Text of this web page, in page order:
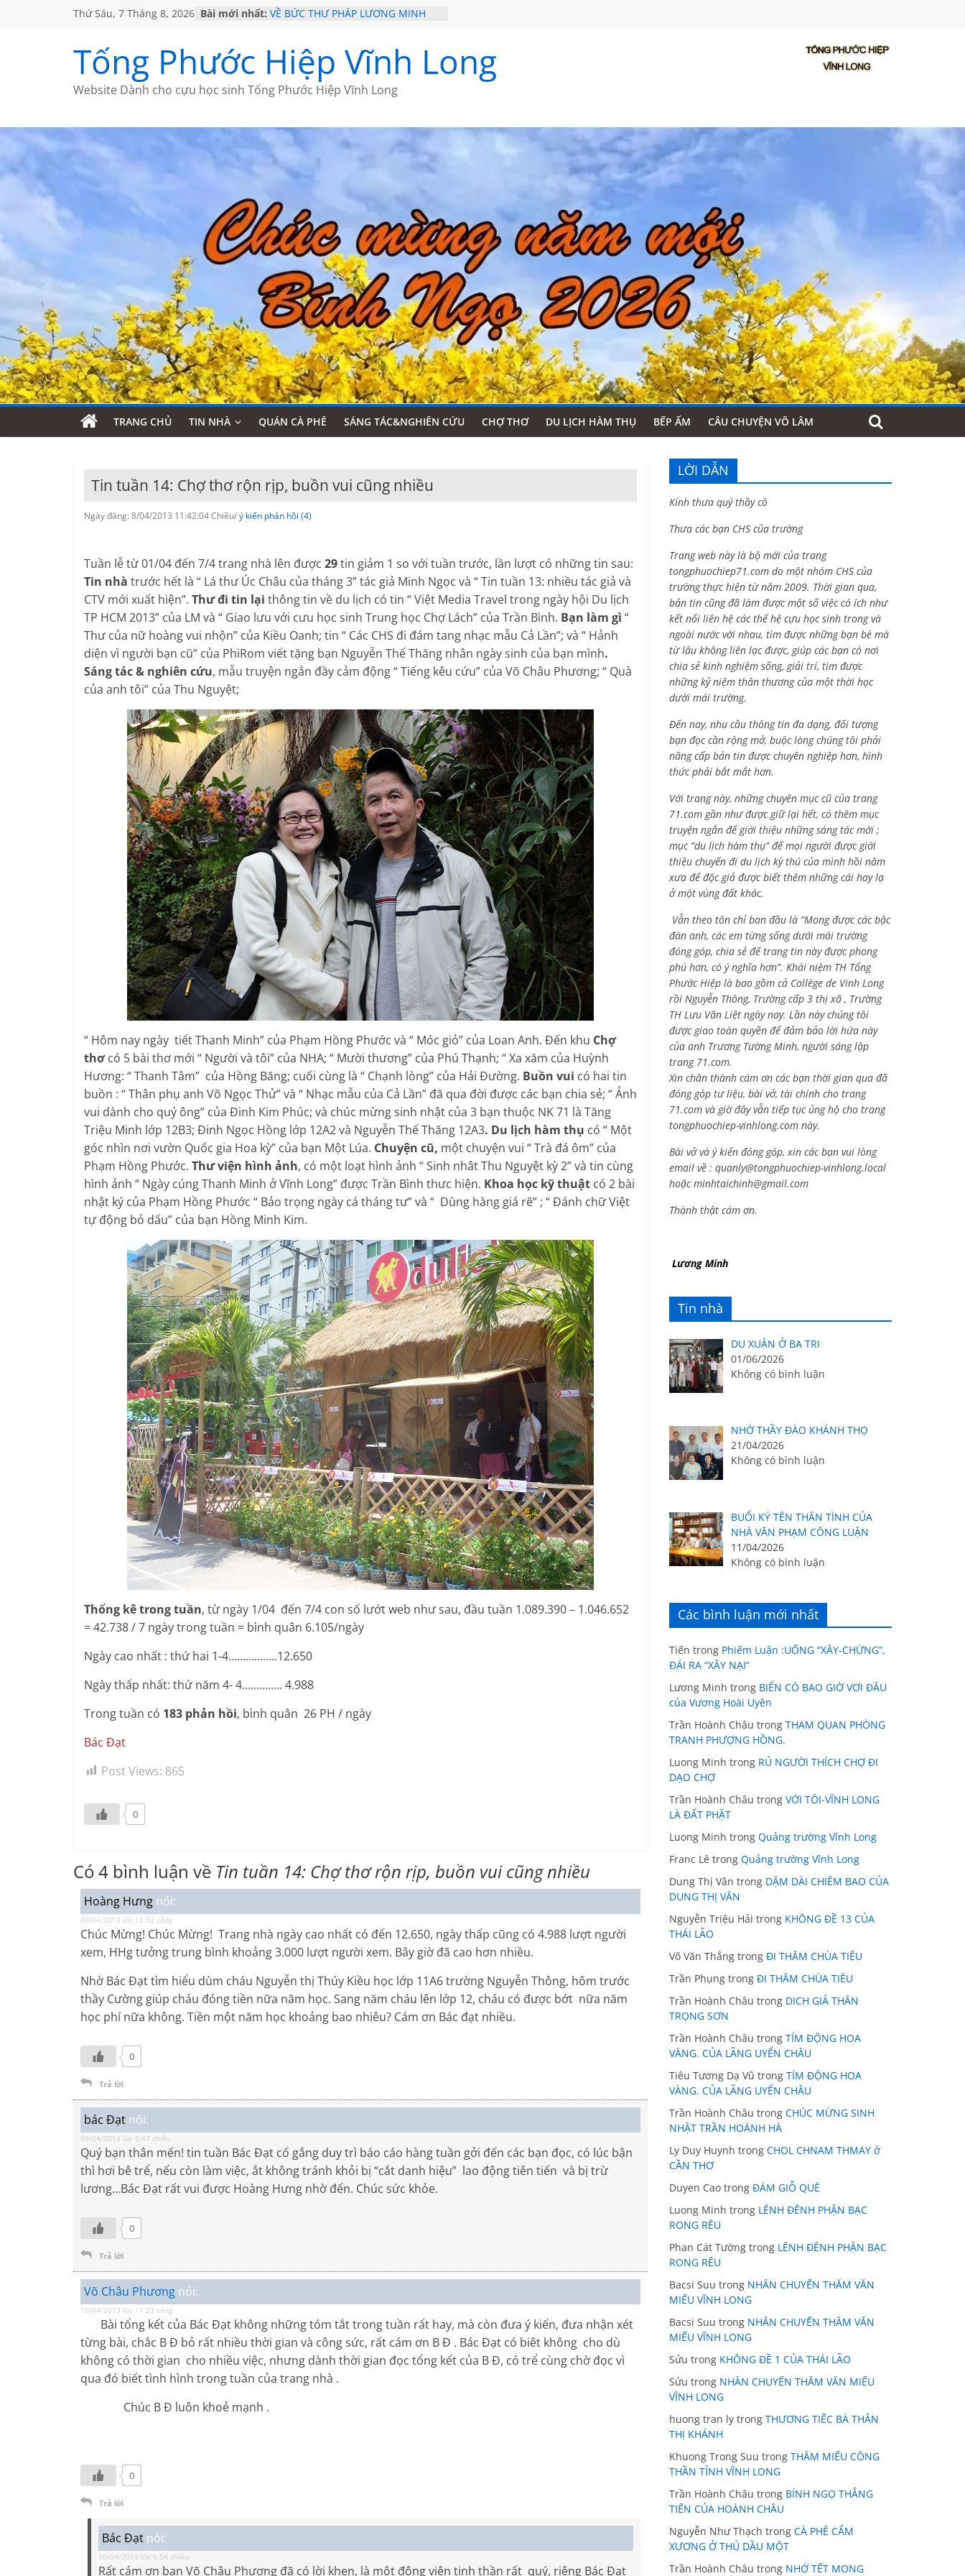
Thứ Sáu, 7 Tháng 8, 2026 Bài mới nhất: VỀ BỨC THƯ PHÁP LƯƠNG MINH
MỘT ĐỜI ĐI QUA NHỮNG TRANG
SÁCH
BẤT CHỢT CỦA CHÂU LỆ DUNG
CÀ PHÊ NGẮM NÚI
Tống Phước Hiệp Vĩnh Long
Website Dành cho cựu học sinh Tống Phước Hiệp Vĩnh Long
TRANG CHỦ TIN NHÀ QUÁN CÀ PHÊ SÁNG TÁC&NGHIÊN CỨU CHỢ THƠ DU LỊCH HÀM THỤ BẾP ẤM CÂU CHUYỆN VÕ LÂM
Tin tuần 14: Chợ thơ rộn rịp, buồn vui cũng nhiều
Ngày đăng: 8/04/2013 11:42:04 Chiều/ý kiến phản hồi (4)
Tuần lễ từ 01/04 đến 7/4 trang nhà lên được 29tin giảm 1 so với tuần trước, lần lượt có những tin sau:
Tin nhà trước hết là “ Lá thư Úc Châu của tháng 3” tác giả Minh Ngọc và “ Tin tuần 13: nhiều tác giả và
CTV mới xuất hiện”. Thư đi tin lại thông tin về du lịch có tin “ Việt Media Travel trong ngày hội Du lịch
TP HCM 2013” của LM và “ Giao lưu với cưu học sinh Trung học Chợ Lách” của Trần Bình. Bạn làm gì “
Thư của nữ hoàng vui nhộn” của Kiều Oanh; tin “ Các CHS đi đám tang nhạc mẫu Cả Lần”; và “ Hảnh
diện vì người bạn cũ” của PhiRom viết tặng bạn Nguyễn Thế Thăng nhân ngày sinh của bạn mình.
Sáng tác & nghiên cứu, mẫu truyện ngắn đầy cảm động “ Tiếng kêu cứu” của Võ Châu Phương; “ Quà
của anh tôi” của Thu Nguyệt;
“ Hôm nay ngày tiết Thanh Minh” của Phạm Hồng Phước và “ Móc giỏ” của Loan Anh. Đến khu Chợ
thơcó 5 bài thơ mới “ Người và tôi” của NHA; “ Mười thương” của Phú Thạnh; “ Xa xăm của Huỳnh
Hương: “ Thanh Tâm” của Hồng Băng; cuối cùng là “ Chạnh lòng” của Hải Đường. Buồn vui có hai tin
buồn : “ Thân phụ anh Võ Ngọc Thử” và “ Nhạc mẫu của Cả Lần” đã qua đời được các bạn chia sẻ; “ Ảnh
vui dành cho quý ông” của Đinh Kim Phúc; và chúc mừng sinh nhật của 3 bạn thuộc NK 71 là Tăng
Triệu Minh lớp 12B3; Đinh Ngọc Hồng lớp 12A2 và Nguyễn Thế Thăng 12A3. Du lịch hàm thụ có “ Một
góc nhìn nơi vườn Quốc gia Hoa kỳ” của bạn Một Lúa. Chuyện cũ, một chuyện vui “ Trà đá ôm” của
Phạm Hồng Phước. Thư viện hình ảnh, có một loạt hình ảnh “ Sinh nhât Thu Nguyệt kỳ 2” và tin cùng
hình ảnh “ Ngày cúng Thanh Minh ở Vĩnh Long” được Trần Bình thưc hiện. Khoa học kỹ thuật có 2 bài
nhật ký của Phạm Hồng Phước “ Bảo trọng ngày cá tháng tư” và “ Dùng hàng giá rẽ” ; “ Đánh chữ Việt
tự động bỏ dấu” của bạn Hồng Minh Kim.
Thống kê trong tuần, từ ngày 1/04 đến 7/4 con số lướt web như sau, đầu tuần 1.089.390 – 1.046.652
= 42.738 / 7 ngày trong tuần = bình quân 6.105/ngày
Ngày cao nhất : thứ hai 1-4……………..12.650
Ngày thấp nhất: thứ năm 4- 4………….. 4.988
Trong tuần có 183 phản hồi, bình quân 26 PH / ngày
Bác Đạt
Post Views: 865
0
Có 4 bình luận về Tin tuần 14: Chợ thơ rộn rịp, buồn vui cũng nhiều
Hoàng Hưng nói:
09/04/2013 lúc 12:52 sáng
Chúc Mừng! Chúc Mừng! Trang nhà ngày cao nhất có đến 12.650, ngày thấp cũng có 4.988 lượt người
xem, HHg tưởng trung bình khoảng 3.000 lượt người xem. Bây giờ đã cao hơn nhiều.
Nhờ Bác Đạt tìm hiểu dùm cháu Nguyễn thị Thúy Kiều học lớp 11A6 trường Nguyễn Thông, hôm trước
thầy Cường giúp cháu đóng tiền nữa năm học. Sang năm cháu lên lớp 12, cháu có được bớt nữa năm
học phí nữa không. Tiền một năm học khoảng bao nhiêu? Cám ơn Bác đạt nhiều.
0
Trả lời
bác Đạt nói:
09/04/2013 lúc 5:47 chiều
Quý bạn thân mến! tin tuần Bác Đạt cố gắng duy trì báo cáo hàng tuần gởi đến các bạn đọc, có lúc bận
thì hơi bê trể, nếu còn làm việc, ắt không tránh khỏi bị “cắt danh hiệu” lao động tiên tiến và bị trừ
lương…Bác Đạt rất vui được Hoàng Hưng nhờ đến. Chúc sức khỏe.
0
Trả lời
Võ Châu Phương nói:
10/04/2013 lúc 11:23 sáng
Bài tổng kết của Bác Đạt không những tóm tắt trong tuần rất hay, mà còn đưa ý kiến, đưa nhận xét
từng bài, chắc B Đ bỏ rất nhiều thời gian và công sức, rất cám ơn B Đ . Bác Đạt có biêt không cho dù
không có thời gian cho nhiều việc, nhưng dành thời gian đọc tổng kết của B Đ, có trể cùng chờ đọc vì
qua đó biết tình hình trong tuần của trang nhà .
Chúc B Đ luôn khoẻ mạnh .
0
Trả lời
Bác Đạt nói:
10/04/2013 lúc 6:54 chiều
Rất cám ơn bạn Võ Châu Phương đã có lời khen, là một động viên tinh thần rất quý, riêng Bác Đạt
LỜI DẪN
Kính thưa quý thầy cô
Thưa các bạn CHS của trường
Trang web này là bộ mới của trang
tongphuochiep71.com do một nhóm CHS của
trường thực hiện từ năm 2009. Thời gian qua,
bản tin cũng đã làm được một số việc có ích như
kết nối liên hệ các thế hệ cựu học sinh trong và
ngoài nước với nhau, tìm được những bạn bè mà
từ lâu không liên lạc được, giúp các bạn có nơi
chia sẻ kinh nghiệm sống, giải trí, tìm được
những kỷ niệm thân thương của một thời học
dưới mái trường.
Đến nay, nhu cầu thông tin đa dạng, đối tượng
bạn đọc cần rộng mở, buộc lòng chúng tôi phải
nâng cấp bản tin được chuyên nghiệp hơn, hình
thức phải bắt mắt hơn.
Với trang này, những chuyên mục cũ của trang
71.com gần như được giữ lại hết, có thêm mục
truyện ngắn để giới thiệu những sáng tác mới ;
mục “du lịch hàm thụ” để mọi người được giới
thiệu chuyến đi du lịch kỳ thú của mình hồi năm
xưa để độc giả được biết thêm những cái hay lạ
ở một vùng đất khác.
Vẫn theo tôn chỉ ban đầu là “Mong được các bậc
đàn anh, các em từng sống dưới mái trường
đóng góp, chia sẻ để trang tin này được phong
phú hơn, có ý nghĩa hơn”. Khái niệm TH Tống
Phước Hiệp là bao gồm cả Collège de Vinh Long
rồi Nguyễn Thông, Trường cấp 3 thị xã , Trường
TH Lưu Văn Liệt ngày nay. Lần này chúng tôi
được giao toàn quyền để đảm bảo lời hứa này
của anh Trương Tường Minh, người sáng lập
trang 71.com.
Xin chân thành cám ơn các bạn thời gian qua đã
đóng góp tư liệu, bài vở, tài chính cho trang
71.com và giờ đây vẫn tiếp tục ủng hộ cho trang
tongphuochiep-vinhlong.com này.
Bài vở và ý kiến đóng góp, xin các bạn vui lòng
email về : quanly@tongphuochiep-vinhlong.local
hoặcminhtaichinh@gmail.com
Thành thật cám ơn.
Lương Minh
Tin nhà
DU XUÂN Ở BA TRI
01/06/2026
Không có bình luận
NHỚ THẦY ĐÀO KHÁNH THỌ
21/04/2026
Không có bình luận
BUỔI KÝ TÊN THÂN TÌNH CỦA
NHÀ VĂN PHẠM CÔNG LUẬN
11/04/2026
Không có bình luận
Các bình luận mới nhất
Tiến trong Phiếm Luận :UỐNG “XÂY-CHỪNG”,
ĐÁI RA “XÂY NẠI”
Lương Minh trong BIỂN CÓ BAO GIỜ VƠI ĐÂU
của Vương Hoài Uyên
Trần Hoành Châu trong THAM QUAN PHÒNG
TRANH PHƯỢNG HỒNG.
Luong Minh trong RỦ NGƯỜI THÍCH CHỢ ĐI
DẠO CHỢ
Trần Hoành Châu trong VỚI TÔI-VĨNH LONG
LÀ ĐẤT PHẬT
Luong Minh trong Quảng trường Vĩnh Long
Franc Lê trong Quảng trường Vĩnh Long
Dung Thị Vân trong DẶM DÀI CHIÊM BAO CỦA
DUNG THỊ VÂN
Nguyễn Triệu Hải trong KHÔNG ĐỀ 13 CỦA
THÁI LÃO
Võ Văn Thắng trong ĐI THĂM CHÙA TIÊU
Trần Phụng trong ĐI THĂM CHÙA TIÊU
Trần Hoành Châu trong DICH GIẢ THÂN
TRỌNG SƠN
Trần Hoành Châu trong TÍM ĐỘNG HOA
VÀNG. CỦA LÃNG UYỂN CHÂU
Tiêu Tương Dạ Vũ trong TÍM ĐỘNG HOA
VÀNG. CỦA LÃNG UYỂN CHÂU
Trần Hoành Châu trong CHÚC MỪNG SINH
NHẬT TRẦN HOÀNH HÀ
Ly Duy Huynh trong CHOL CHNAM THMAY ở
CẦN THƠ
Duyen Cao trong ĐÁM GIỖ QUÊ
Luong Minh trong LÊNH ĐÊNH PHẬN BẠC
RONG RÊU
Phan Cát Tường trong LÊNH ĐÊNH PHẬN BẠC
RONG RÊU
Bacsi Suu trong NHÂN CHUYẾN THĂM VĂN
MIẾU VĨNH LONG
Bacsi Suu trong NHÂN CHUYẾN THĂM VĂN
MIẾU VĨNH LONG
Sửu trong KHÔNG ĐỀ 1 CỦA THÁI LÃO
Sửu trong NHÂN CHUYẾN THĂM VĂN MIẾU
VĨNH LONG
huong tran ly trong THƯƠNG TIẾC BÀ THÂN
THỊ KHÁNH
Khuong Trong Suu trong THĂM MIẾU CÔNG
THẦN TỈNH VĨNH LONG
Trần Hoành Châu trong BÍNH NGỌ THẲNG
TIẾN CỦA HOÀNH CHÂU
Nguyễn Như Thạch trong CÀ PHÊ CẨM
XƯƠNG Ở THỦ DẦU MỘT
Trần Hoành Châu trong NHỚ TẾT MONG